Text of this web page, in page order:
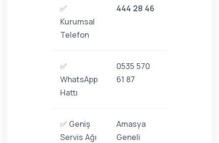
✅
Kurumsal
Telefon
444 28 46
✅
WhatsApp
Hattı
0535 570
61 87
✅ Geniş
Servis Ağı
Amasya
Geneli